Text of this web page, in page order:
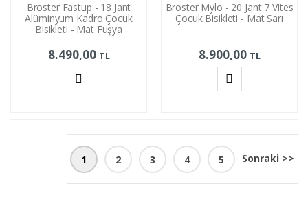
Broster Fastup - 18 Jant
Alüminyum Kadro Çocuk
Bisikleti - Mat Fuşya
8.490,00 TL
Broster Mylo - 20 Jant 7 Vites
Çocuk Bisikleti - Mat Sarı
8.900,00 TL
1 2 3 4 5 Sonraki >>